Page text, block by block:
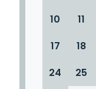
10
11
17
18
24
25